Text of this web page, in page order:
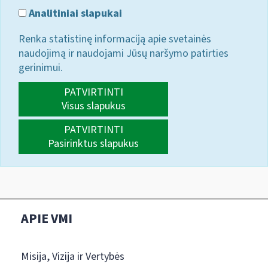
Analitiniai slapukai
Renka statistinę informaciją apie svetainės
naudojimą ir naudojami Jūsų naršymo patirties
gerinimui.
PATVIRTINTI
Visus slapukus
PATVIRTINTI
Pasirinktus slapukus
APIE VMI
Misija, Vizija ir Vertybės